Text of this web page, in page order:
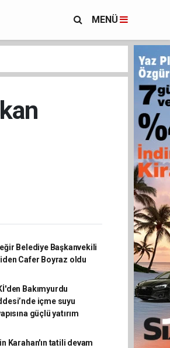
MENÜ
Belediye Başkanvekili
Cafer Boyraz oldu
Bakımyurdu
içme suyu
güçlü yatırım
Karahan'ın tatili devam